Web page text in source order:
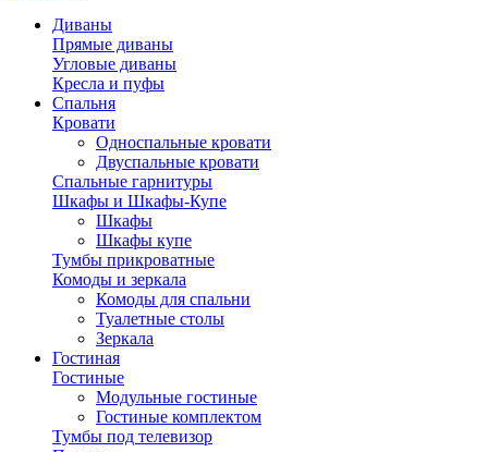
Диваны
Прямые диваны
Угловые диваны
Кресла и пуфы
Спальня
Кровати
Односпальные кровати
Двуспальные кровати
Спальные гарнитуры
Шкафы и Шкафы-Купе
Шкафы
Шкафы купе
Тумбы прикроватные
Комоды и зеркала
Комоды для спальни
Туалетные столы
Зеркала
Гостиная
Гостиные
Модульные гостиные
Гостиные комплектом
Тумбы под телевизор